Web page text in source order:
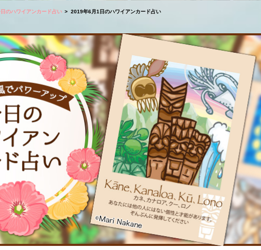
のハワイアンカード占い 2019年6月1日のハワイアンカード占い